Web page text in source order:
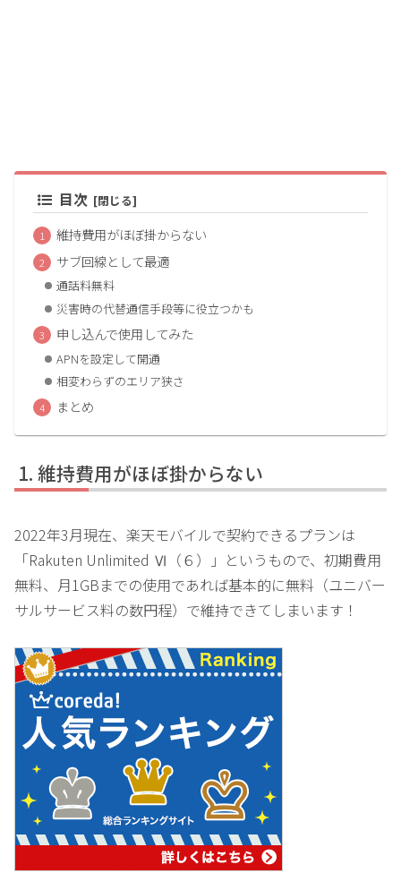
目次
維持費用がほぼ掛からない
サブ回線として最適
通話料無料
災害時の代替通信手段等に役立つかも
申し込んで使用してみた
APNを設定して開通
相変わらずのエリア狭さ
まとめ
維持費用がほぼ掛からない
2022年3月現在、楽天モバイルで契約できるプランは
「Rakuten Unlimited Ⅵ（６）」というもので、初期費用
無料、月1GBまでの使用であれば基本的に無料（ユニバー
サルサービス料の数円程）で維持できてしまいます！